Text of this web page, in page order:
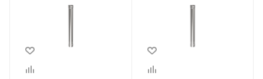
1000
Материал
1000
Материал